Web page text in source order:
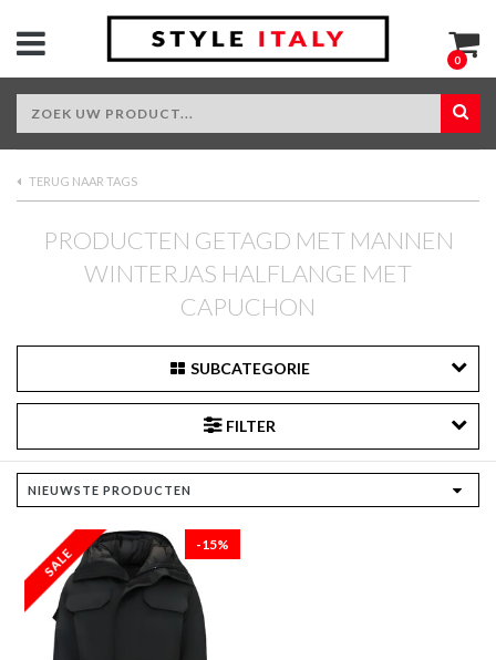
0
TERUG NAAR TAGS
PRODUCTEN GETAGD MET MANNEN
WINTERJAS HALFLANGE MET
CAPUCHON
SUBCATEGORIE
FILTER
-15%